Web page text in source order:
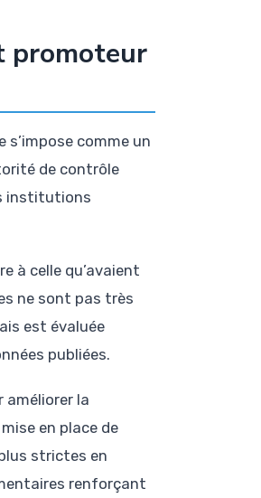
promoteur
s’impose comme un
de contrôle
institutions
à celle qu’avaient
ne sont pas très
est évaluée
publiées.
améliorer la
en place de
strictes en
renforçant